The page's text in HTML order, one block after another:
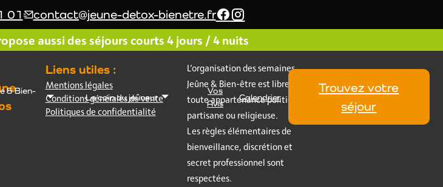
01 contact@jeune-detox-bienetre.fr
aussi des séjours courts 4 jours / 4 nuits
& Bien-
Le coin du jeûneur
Vos
Avis
Calendrier
Trouvez votre
séjour
Liens utiles :
Mentions légales
Conditions générales de vente
Politiques de confidentialité
L’organisation des semaines
Jeûne & Bien-être est libre de
toute appartenance politique,
partisane ou religieuse.
Les règles élémentaires de
bienveillance, discrétion et
secret professionnel sont
respectées.